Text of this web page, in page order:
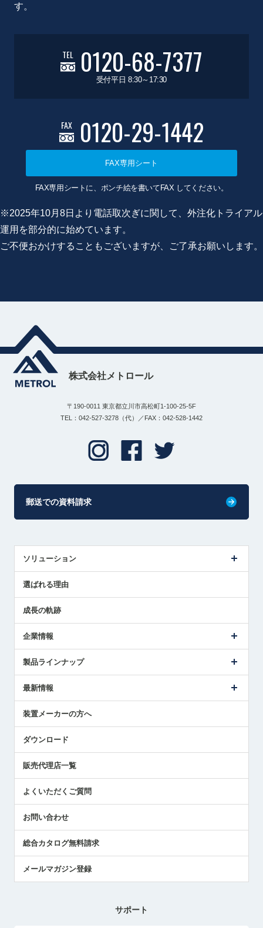
す。
TEL 0120-68-7377
受付平日 8:30～17:30
FAX 0120-29-1442
FAX専用シート
FAX専用シートに、ポンチ絵を書いてFAX してください。
※2025年10月8日より電話取次ぎに関して、外注化トライアル
運用を部分的に始めています。
ご不便おかけすることもございますが、ご了承お願いします。
株式会社メトロール
〒190-0011 東京都立川市高松町1-100-25-5F
TEL：042-527-3278（代）／FAX：042-528-1442
郵送での資料請求
ソリューション
解決策提案
選ばれる理由
成長の軌跡
企業情報
ごあいさつ
受賞履歴
採用情報
国/地域/言語
製品ラインナップ
ツールセッタ製品
エアマイクロセンサ製品
最新情報
メトロールの技術
社員ブログ
中小企業のBCP地震対策
センサのテクニカルガイド
社長ブログ
装置メーカーの方へ
ダウンロード
販売代理店一覧
よくいただくご質問
お問い合わせ
総合カタログ無料請求
メールマガジン登録
サポート